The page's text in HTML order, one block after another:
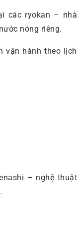
các ryokan – nhà
nóng riêng.
vận hành theo lịch
– nghệ thuật